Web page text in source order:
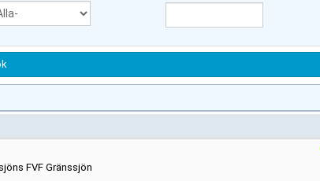
FVF Gränssjön